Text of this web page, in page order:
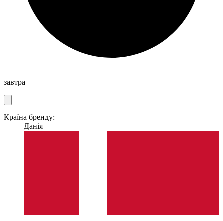
завтра
Країна бренду:
Данія